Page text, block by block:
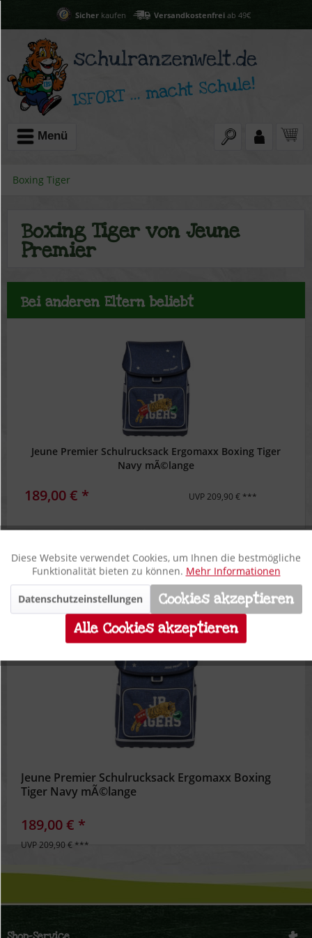
Sicherkaufen Versandkostenfreiab 49€
Menü
Boxing Tiger
Boxing Tiger von Jeune
Premier
Bei anderen Eltern beliebt
Jeune Premier Schulrucksack Ergomaxx Boxing Tiger
Navy mÃ©lange
189,00 € * UVP 209,90 € ***
Filtern
Jeune Premier Schulrucksack Ergomaxx Boxing
Tiger Navy mÃ©lange
189,00 € *
UVP 209,90 € ***
Funktionale Aktiv
Marketing Inaktiv
Inaktiv
Diese Website verwendet Cookies, um Ihnen die bestmögliche
Funktionalität bieten zu können. Mehr Informationen
Datenschutzeinstellungen
Cookies akzeptieren
Alle Cookies akzeptieren